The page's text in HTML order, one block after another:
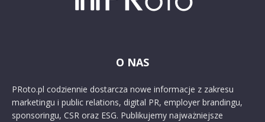
O NAS
PRoto.pl codziennie dostarcza nowe informacje z zakresu
marketingu i public relations, digital PR, employer brandingu,
sponsoringu, CSR oraz ESG. Publikujemy najważniejsze